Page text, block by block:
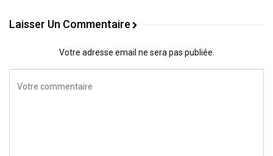
Laisser Un Commentaire
Votre adresse email ne sera pas publiée.